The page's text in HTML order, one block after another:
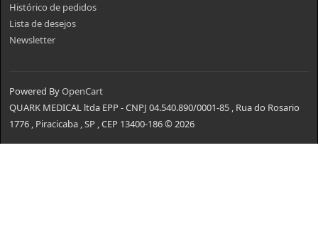
Histórico de pedidos
Lista de desejos
Newsletter
Powered ByOpenCart
QUARK MEDICAL ltda EPP - CNPJ 04.540.890/0001-85 , Rua do Rosario
1776 , Piracicaba , SP , CEP 13400-186 © 2026